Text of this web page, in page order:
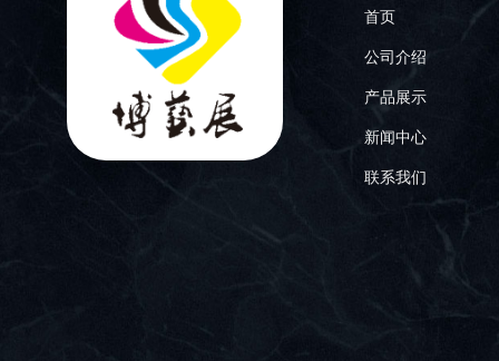
首页
公司介绍
产品展示
新闻中心
联系我们